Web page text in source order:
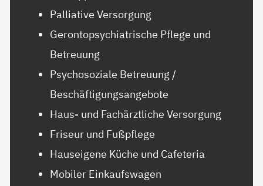
Palliative Versorgung
Gerontopsychiatrische Pflege und
Betreuung
Psychosoziale Betreuung /
Beschäftigungsangebote
Haus- und Fachärztliche Versorgung
Friseur und Fußpflege
Hauseigene Küche und Cafeteria
Mobiler Einkaufswagen